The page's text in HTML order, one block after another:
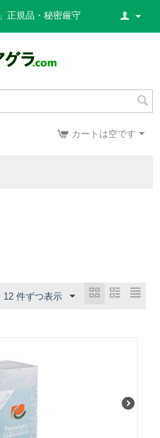
」正規品・秘密厳守
カートは空です
12 件ずつ表示